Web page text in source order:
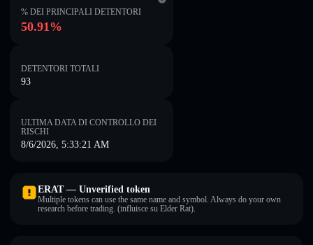
% DEI PRINCIPALI DETENTORI
50.91%
DETENTORI TOTALI
93
ULTIMA DATA DI CONTROLLO DEI
RISCHI
8/6/2026, 5:33:21 AM
ERAT — Unverified token
Multiple tokens can use the same name and symbol. Always do your own
research before trading. (influisce su Elder Rat).